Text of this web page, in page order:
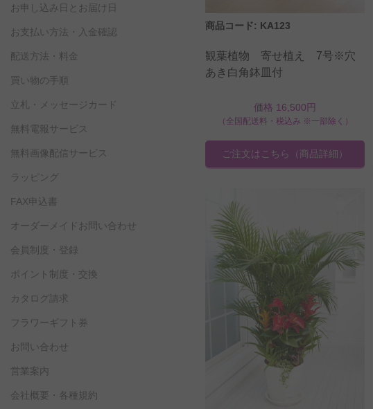
商品コード: KA123
観葉植物 寄せ植え 7号※穴
あき白角鉢皿付
価格 16,500円
（全国配送料・税込み ※一部除く）
ご注文はこちら （商品詳細）
お申し込み日とお届け日
お支払い方法・入金確認
配送方法・料金
買い物の手順
立札・メッセージカード
無料電報サービス
無料画像配信サービス
ラッピング
FAX申込書
オーダーメイドお問い合わせ
会員制度・登録
ポイント制度・交換
カタログ請求
フラワーギフト券
お問い合わせ
営業案内
会社概要・各種規約